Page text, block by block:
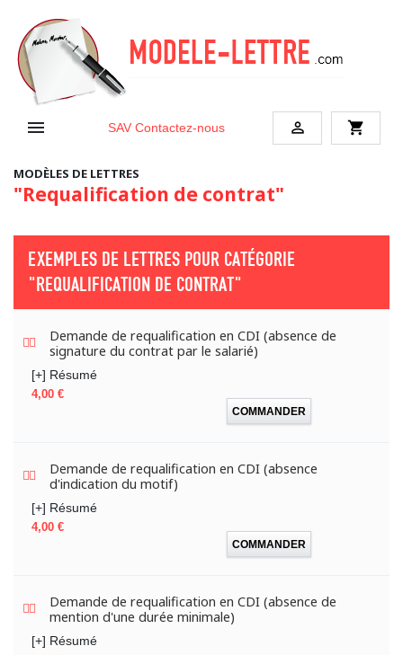
 SAV Contactez-nous  shopping_cart
MODÈLES DE LETTRES
"Requalification de contrat"
EXEMPLES DE LETTRES POUR CATÉGORIE
"REQUALIFICATION DE CONTRAT"
Demande de requalification en CDI (absence de
signature du contrat par le salarié)
[+] Résumé
Prix
4,00 €
COMMANDER
Demande de requalification en CDI (absence
d'indication du motif)
[+] Résumé
Prix
4,00 €
COMMANDER
Demande de requalification en CDI (absence de
mention d'une durée minimale)
[+] Résumé